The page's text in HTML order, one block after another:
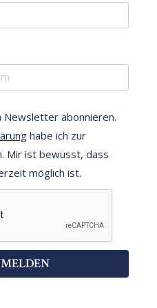
Newsletter abonnieren.
habe ich zur
Mir ist bewusst, dass
möglich ist.